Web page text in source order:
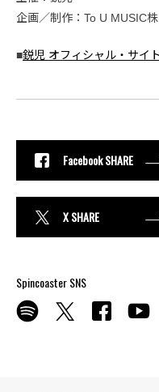
企画／制作：To U MUSIC
■鋭児 オフィシャル・サイト
Facebook SHARE
X SHARE
Spincoaster SNS